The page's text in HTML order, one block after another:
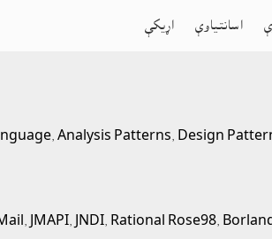
اسانتياوې اړيکې
Analysis Patterns, Design
JMAPI, JNDI, Rational Rose98,